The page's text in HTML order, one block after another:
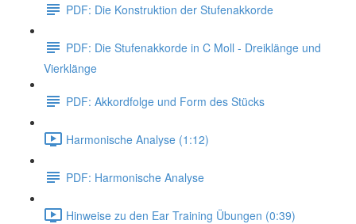
PDF: Die Konstruktion der Stufenakkorde
PDF: Die Stufenakkorde in C Moll - Dreiklänge und
Vierklänge
PDF: Akkordfolge und Form des Stücks
Harmonische Analyse (1:12)
PDF: Harmonische Analyse
Hinweise zu den Ear Training Übungen (0:39)